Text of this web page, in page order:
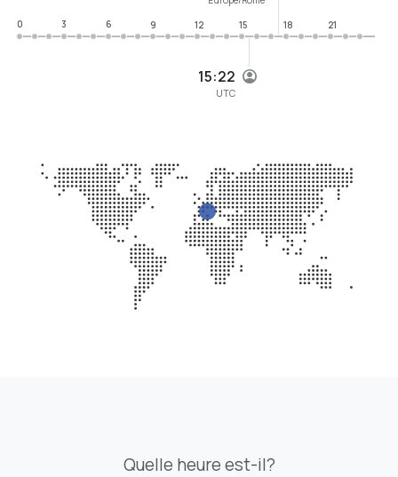
15:22
UTC
0
3 6 9 12 15 18 21
Quelle heure est-il?